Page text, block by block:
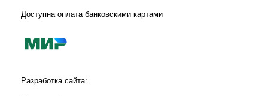
Доступна оплата банковскими картами
Разработка сайта: